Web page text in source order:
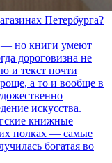
Петербурга?
— но книги умеют
дороговизна не
и текст почти
а то и вообще в
искусства.
книжные
полках — самые
богатая во